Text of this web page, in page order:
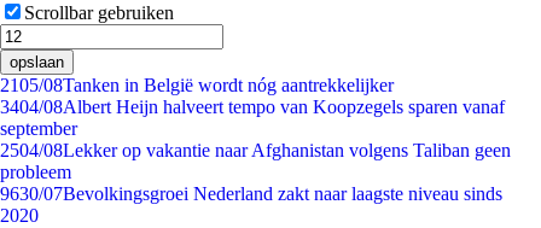
Scrollbar gebruiken
opslaan
2105/08Tanken in België wordt nóg aantrekkelijker
3404/08Albert Heijn halveert tempo van Koopzegels sparen vanaf
september
2504/08Lekker op vakantie naar Afghanistan volgens Taliban geen
probleem
9630/07Bevolkingsgroei Nederland zakt naar laagste niveau sinds
2020